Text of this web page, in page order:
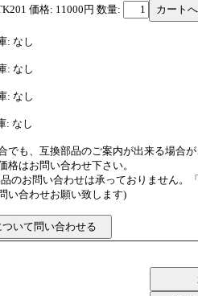
価格: 11000円 数量:
: なし
: なし
: なし
: なし
でも、互換部品のご案内が出来る場合
格はお問い合わせ下さい。
のお問い合わせは承っておりません。
い合わせお願い致します)